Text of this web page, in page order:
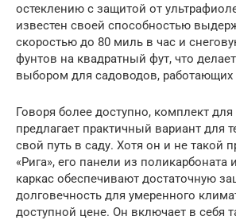
остеклению с защитой от
известен своей способностью
скоростью до 80 миль в час и
фунтов на квадратный фут, что
выбором для садоводов, работающих
Говоря более доступно, комплект
предлагает практичный вариант для
свой путь в саду. Хотя он и не такой
«Рига», его панели из
каркас обеспечивают достаточную
долговечность для умеренного
доступной цене. Он включает в себя